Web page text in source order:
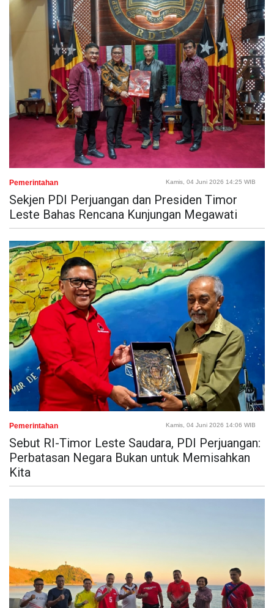
Pemerintahan Kamis, 04 Juni 2026 14:25 WIB
Sekjen PDI Perjuangan dan Presiden Timor
Leste Bahas Rencana Kunjungan Megawati
Pemerintahan Kamis, 04 Juni 2026 14:06 WIB
Sebut RI-Timor Leste Saudara, PDI Perjuangan:
Perbatasan Negara Bukan untuk Memisahkan
Kita